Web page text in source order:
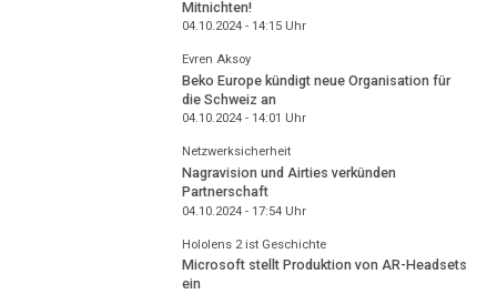
Mitnichten!
04.10.2024 - 14:15Uhr
Evren Aksoy
Beko Europe kündigt neue Organisation für
die Schweiz an
04.10.2024 - 14:01 Uhr
Netzwerksicherheit
Nagravision und Airties verkünden
Partnerschaft
04.10.2024 - 17:54Uhr
Hololens 2 ist Geschichte
Microsoft stellt Produktion von AR-Headsets
ein